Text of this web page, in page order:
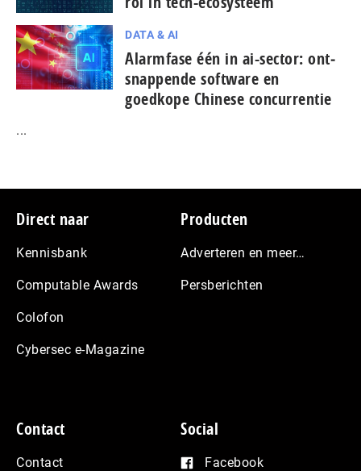
DATA & AI
Alarmfase één in ai-sector: ont­
snap­pen­de software en
goedkope Chinese con­cur­ren­tie
...
Footer
Direct naar
Kennisbank
Computable Awards
Colofon
Cybersec e-Magazine
Producten
Adverteren en meer…
Persberichten
Contact
Contact
Social
Facebook